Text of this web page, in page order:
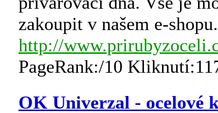
zakoupit v našem e-shopu.
http://
PageRank:/10
OK Univerzal - ocelové